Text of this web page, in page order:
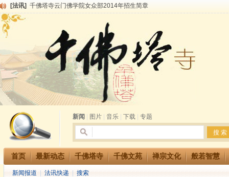
[法讯] 千佛塔寺兴建佛学院综合大楼缘起
[法讯]
千佛塔寺阅藏堂周末阅藏报名通知
清明节祭祖报恩地藏法会
[法讯] 本寺方丈上明下慧尼和尚开讲《六祖坛经》
[法讯] 2015-3-26师父于法堂对大众的开示
[法讯]
广东千佛塔寺云门佛学院女众部 2016年招生简章
[法讯]
恭请海涛法师莅临千佛塔寺弘法
[法讯] 2014年七月大法会 祈福息灾地藏七 冥阳两利普渡群蒙盂兰盆
新闻 图片 音乐 下载 专题
首页 最新动态 千佛塔寺 千佛文苑 禅宗文化 般若智慧
新闻报道 法讯快递 搜索